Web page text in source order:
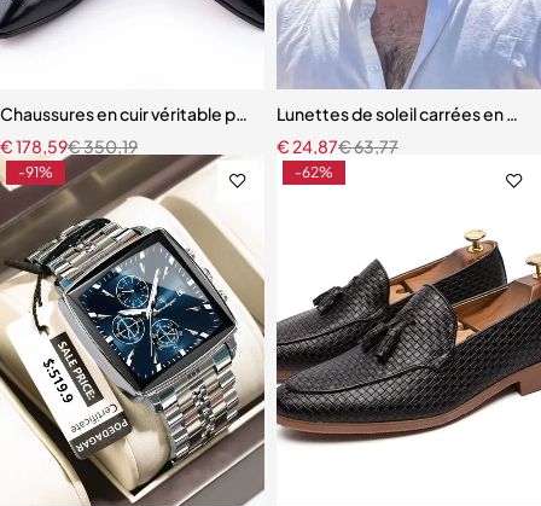
Chaussures en cuir véritable pour hommes pour soirée d'affaires
€350,19
€178,59
Lunettes de soleil carrées en
€63,77
€24,87
-91% -62%